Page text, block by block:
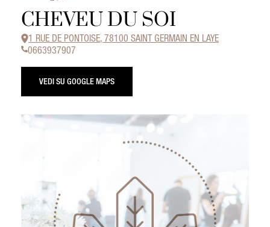
CHEVEU DU SOI
1 RUE DE PONTOISE, 78100 SAINT GERMAIN EN LAYE
0663937907
VEDI SU GOOGLE MAPS